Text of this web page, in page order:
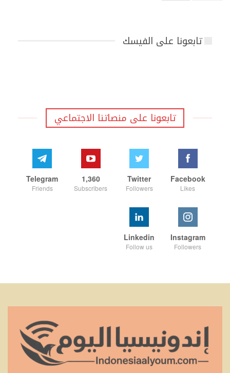
تابعونا على الفيسك
تابعونا على منصاتنا الاجتماعي
Facebook
Likes
Twitter
Followers
1,360
Subscribers
Telegram
Friends
Instagram
Followers
Linkedin
Follow us